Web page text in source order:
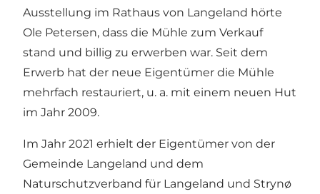
Ausstellung im Rathaus von Langeland hörte
Ole Petersen, dass die Mühle zum Verkauf
stand und billig zu erwerben war. Seit dem
Erwerb hat der neue Eigentümer die Mühle
mehrfach restauriert, u. a. mit einem neuen Hut
im Jahr 2009.
Im Jahr 2021 erhielt der Eigentümer von der
Gemeinde Langeland und dem
Naturschutzverband für Langeland und Strynø